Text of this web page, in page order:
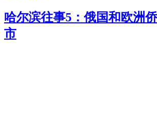
哈尔滨往事5：俄国和欧洲
市